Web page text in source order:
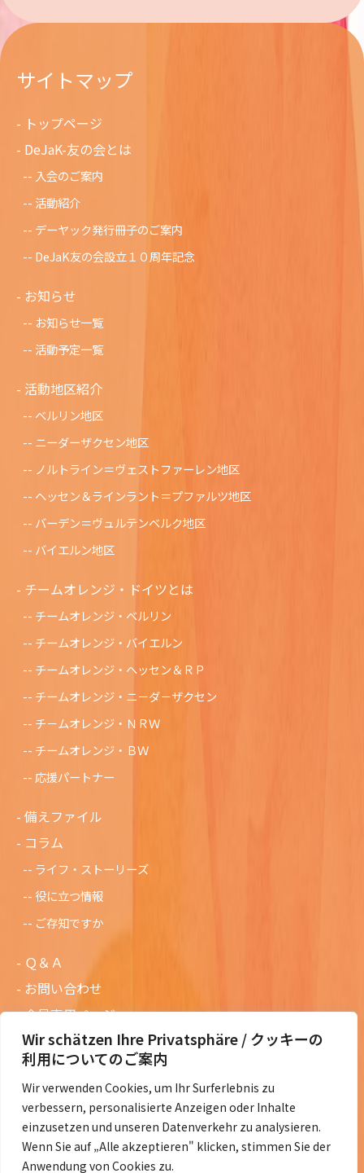
Wir schätzen Ihre Privatsphäre / クッキーの
利用についてのご案内
Wir verwenden Cookies, um Ihr Surferlebnis zu
verbessern, personalisierte Anzeigen oder Inhalte
einzusetzen und unseren Datenverkehr zu analysieren.
Wenn Sie auf „Alle akzeptieren" klicken, stimmen Sie der
Anwendung von Cookies zu.
サイトマップ
トップページ
DeJaK-友の会とは
入会のご案内
活動紹介
デーヤック発行冊子のご案内
DeJaK友の会設立１０周年記念
お知らせ
お知らせ一覧
活動予定一覧
活動地区紹介
ベルリン地区
ニーダーザクセン地区
ノルトライン＝ヴェストファーレン地区
ヘッセン＆ラインラント＝プファルツ地区
バーデン＝ヴュルテンベルク地区
バイエルン地区
チームオレンジ・ドイツとは
チームオレンジ・ベルリン
チームオレンジ・バイエルン
チームオレンジ・ヘッセン＆ＲＰ
チームオレンジ・ニ－ダ－ザクセン
チ－ムオレンジ・ＮＲＷ
チームオレンジ・ＢＷ
応援パートナー
備えファイル
コラム
ライフ・ストーリーズ
役に立つ情報
ご存知ですか
Ｑ＆Ａ
お問い合わせ
会員専用ページ
ニュースレターバックナンバー
過去の講演資料
総会議事録
定款・会費規定など
コラムの紹介